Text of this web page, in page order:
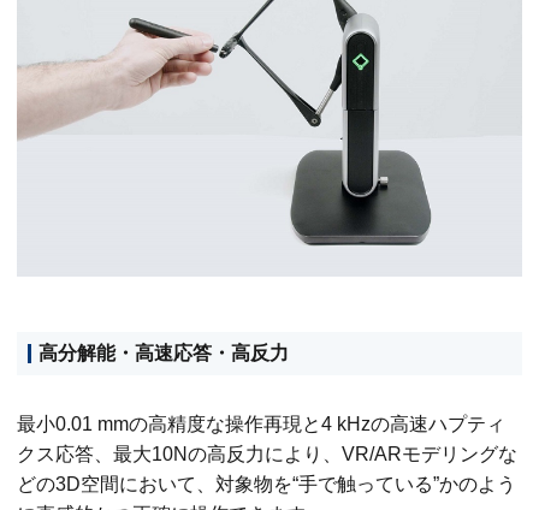
高分解能・高速応答・高反力
最小0.01 mmの高精度な操作再現と4 kHzの高速ハプティ
クス応答、最大10Nの高反力により、VR/ARモデリングな
どの3D空間において、対象物を“手で触っている”かのよう